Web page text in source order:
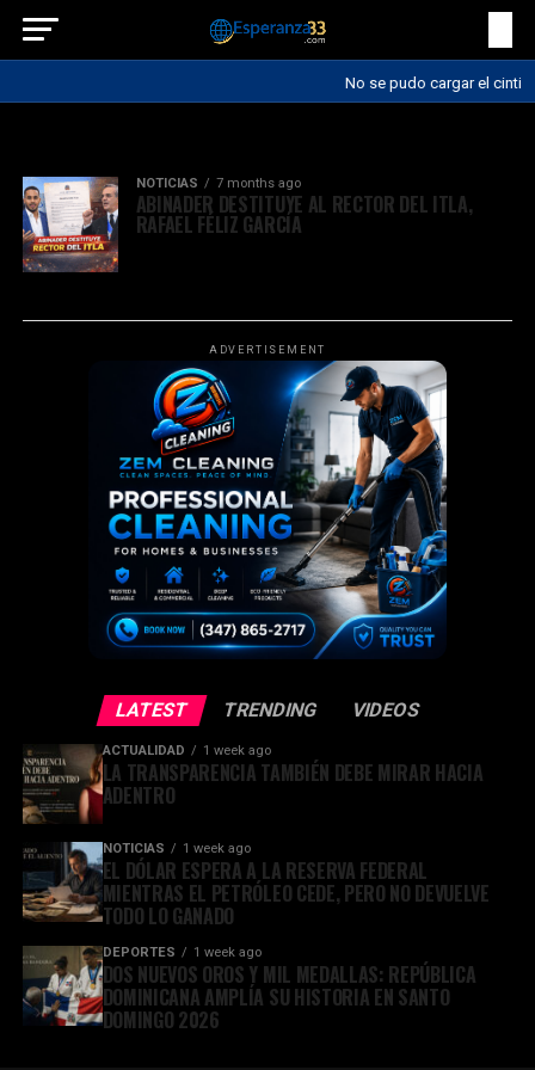
No se pudo cargar el
NOTICIAS 7 months ago
ABINADER DESTITUYE AL RECTOR DEL ITLA,
RAFAEL FÉLIZ GARCÍA
ADVERTISEMENT
LATEST TRENDING VIDEOS
ACTUALIDAD 1 week ago
LA TRANSPARENCIA TAMBIÉN DEBE MIRAR HACIA
ADENTRO
NOTICIAS 1 week ago
EL DÓLAR ESPERA A LA RESERVA FEDERAL
MIENTRAS EL PETRÓLEO CEDE, PERO NO DEVUELVE
TODO LO GANADO
DEPORTES 1 week ago
DOS NUEVOS OROS Y MIL MEDALLAS: REPÚBLICA
DOMINICANA AMPLÍA SU HISTORIA EN SANTO
DOMINGO 2026